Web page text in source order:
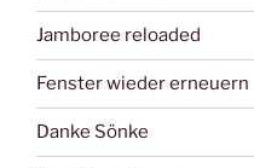
Jamboree reloaded
Fenster wieder erneuern
Danke Sönke